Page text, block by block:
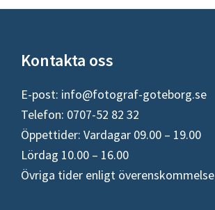
Footer
Kontakta oss
E-post: info@fotograf-goteborg.se
Telefon: 0707-52 82 32
Öppettider: Vardagar 09.00 – 19.00
Lördag 10.00 – 16.00
Övriga tider enligt överenskommelse